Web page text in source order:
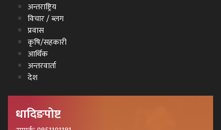
अन्तराष्ट्रिय
विचार / ब्लग
प्रवास
कृषि/सहकारी
आर्थिक
अन्तरवार्ता
देश
धादिङपोष्ट